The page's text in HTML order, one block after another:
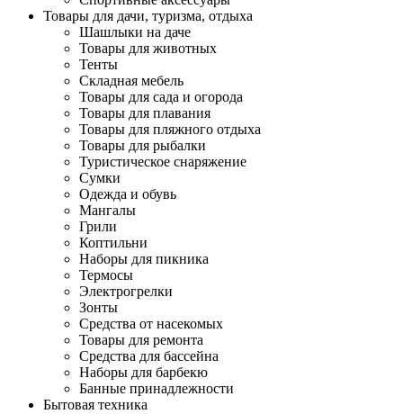
Товары для дачи, туризма, отдыха
Шашлыки на даче
Товары для животных
Тенты
Складная мебель
Товары для сада и огорода
Товары для плавания
Товары для пляжного отдыха
Товары для рыбалки
Туристическое снаряжение
Сумки
Одежда и обувь
Мангалы
Грили
Коптильни
Наборы для пикника
Термосы
Электрогрелки
Зонты
Средства от насекомых
Товары для ремонта
Средства для бассейна
Наборы для барбекю
Банные принадлежности
Бытовая техника